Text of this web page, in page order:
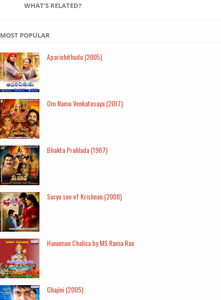
WHAT'S RELATED?
MOST POPULAR
Aparichithudu (2005)
Om Namo Venkatesaya (2017)
Bhakta Prahlada (1967)
Surya son of Krishnan (2008)
Hanuman Chalisa by MS Rama Rao
Ghajini (2005)